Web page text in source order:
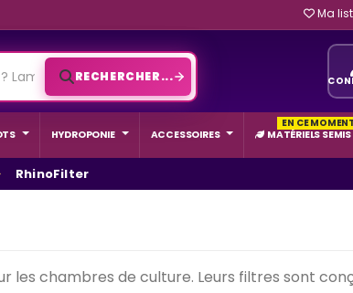
Ma
RECHERCHER...
HYDROPONIE ACCESSOIRES MATÉRIELS SEMIS
EN CE MOMENT
RhinoFilter
chambres de culture. Leurs filtres sont